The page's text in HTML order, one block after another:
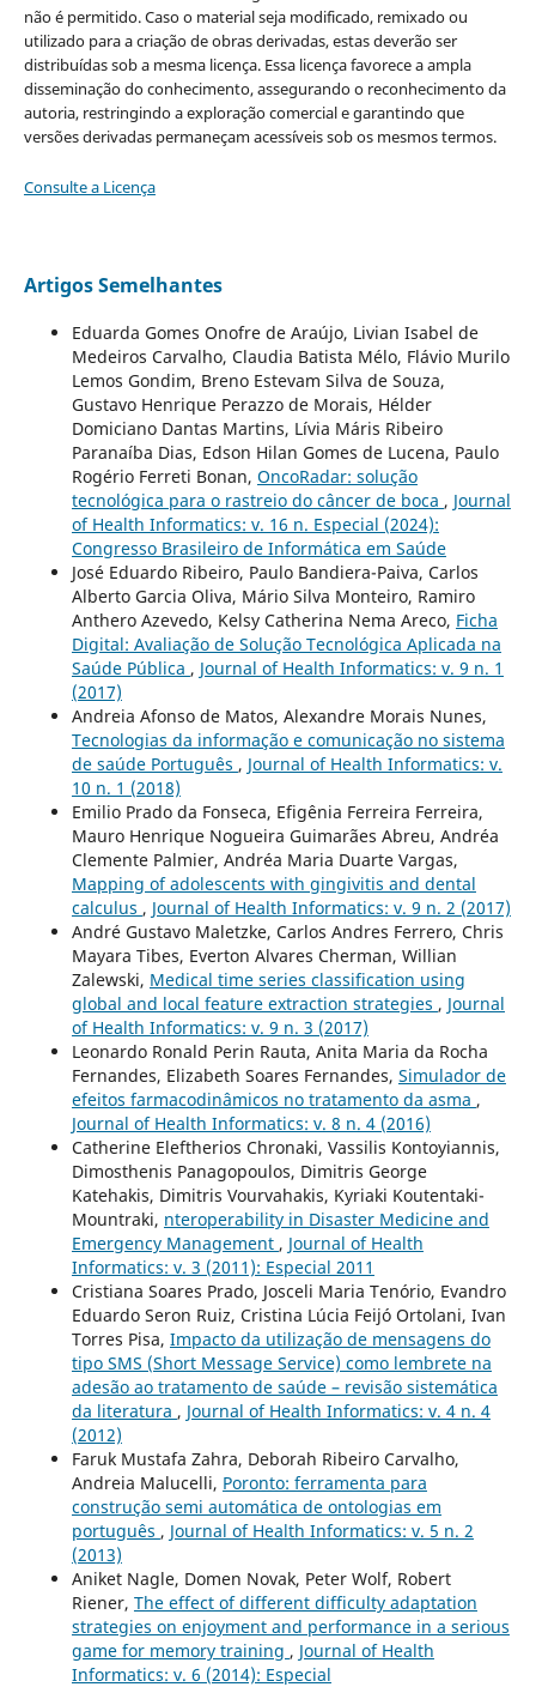
não é permitido. Caso o material seja modificado, remixado ou
utilizado para a criação de obras derivadas, estas deverão ser
distribuídas sob a mesma licença. Essa licença favorece a ampla
disseminação do conhecimento, assegurando o reconhecimento da
autoria, restringindo a exploração comercial e garantindo que
versões derivadas permaneçam acessíveis sob os mesmos termos.
Consulte a Licença
Artigos Semelhantes
Eduarda Gomes Onofre de Araújo, Livian Isabel de
Medeiros Carvalho, Claudia Batista Mélo, Flávio Murilo
Lemos Gondim, Breno Estevam Silva de Souza,
Gustavo Henrique Perazzo de Morais, Hélder
Domiciano Dantas Martins, Lívia Máris Ribeiro
Paranaíba Dias, Edson Hilan Gomes de Lucena, Paulo
Rogério Ferreti Bonan, OncoRadar: solução
tecnológica para o rastreio do câncer de boca , Journal
of Health Informatics: v. 16 n. Especial (2024):
Congresso Brasileiro de Informática em Saúde
José Eduardo Ribeiro, Paulo Bandiera-Paiva, Carlos
Alberto Garcia Oliva, Mário Silva Monteiro, Ramiro
Anthero Azevedo, Kelsy Catherina Nema Areco, Ficha
Digital: Avaliação de Solução Tecnológica Aplicada na
Saúde Pública , Journal of Health Informatics: v. 9 n. 1
(2017)
Andreia Afonso de Matos, Alexandre Morais Nunes,
Tecnologias da informação e comunicação no sistema
de saúde Português , Journal of Health Informatics: v.
10 n. 1 (2018)
Emilio Prado da Fonseca, Efigênia Ferreira Ferreira,
Mauro Henrique Nogueira Guimarães Abreu, Andréa
Clemente Palmier, Andréa Maria Duarte Vargas,
Mapping of adolescents with gingivitis and dental
calculus , Journal of Health Informatics: v. 9 n. 2 (2017)
André Gustavo Maletzke, Carlos Andres Ferrero, Chris
Mayara Tibes, Everton Alvares Cherman, Willian
Zalewski, Medical time series classification using
global and local feature extraction strategies , Journal
of Health Informatics: v. 9 n. 3 (2017)
Leonardo Ronald Perin Rauta, Anita Maria da Rocha
Fernandes, Elizabeth Soares Fernandes, Simulador de
efeitos farmacodinâmicos no tratamento da asma ,
Journal of Health Informatics: v. 8 n. 4 (2016)
Catherine Eleftherios Chronaki, Vassilis Kontoyiannis,
Dimosthenis Panagopoulos, Dimitris George
Katehakis, Dimitris Vourvahakis, Kyriaki Koutentaki-
Mountraki, nteroperability in Disaster Medicine and
Emergency Management , Journal of Health
Informatics: v. 3 (2011): Especial 2011
Cristiana Soares Prado, Josceli Maria Tenório, Evandro
Eduardo Seron Ruiz, Cristina Lúcia Feijó Ortolani, Ivan
Torres Pisa, Impacto da utilização de mensagens do
tipo SMS (Short Message Service) como lembrete na
adesão ao tratamento de saúde – revisão sistemática
da literatura , Journal of Health Informatics: v. 4 n. 4
(2012)
Faruk Mustafa Zahra, Deborah Ribeiro Carvalho,
Andreia Malucelli, Poronto: ferramenta para
construção semi automática de ontologias em
português , Journal of Health Informatics: v. 5 n. 2
(2013)
Aniket Nagle, Domen Novak, Peter Wolf, Robert
Riener, The effect of different difficulty adaptation
strategies on enjoyment and performance in a serious
game for memory training , Journal of Health
Informatics: v. 6 (2014): Especial